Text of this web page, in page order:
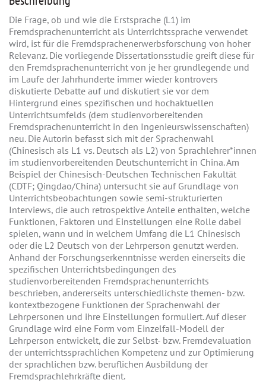
Die Frage, ob und wie die Erstsprache (L1) im
Fremdsprachenunterricht als Unterrichtssprache verwendet
wird, ist für die Fremdsprachenerwerbsforschung von hoher
Relevanz. Die vorliegende Dissertationsstudie greift diese für
den Fremdsprachenunterricht von je her grundlegende und
im Laufe der Jahrhunderte immer wieder kontrovers
diskutierte Debatte auf und diskutiert sie vor dem
Hintergrund eines spezifischen und hochaktuellen
Unterrichtsumfelds (dem studienvorbereitenden
Fremdsprachenunterricht in den Ingenieurswissenschaften)
neu. Die Autorin befasst sich mit der Sprachenwahl
(Chinesisch als L1 vs. Deutsch als L2) von Sprachlehrer*innen
im studienvorbereitenden Deutschunterricht in China. Am
Beispiel der Chinesisch-Deutschen Technischen Fakultät
(CDTF; Qingdao/China) untersucht sie auf Grundlage von
Unterrichtsbeobachtungen sowie semi-strukturierten
Interviews, die auch retrospektive Anteile enthalten, welche
Funktionen, Faktoren und Einstellungen eine Rolle dabei
spielen, wann und in welchem Umfang die L1 Chinesisch
oder die L2 Deutsch von der Lehrperson genutzt werden.
Anhand der Forschungserkenntnisse werden einerseits die
spezifischen Unterrichtsbedingungen des
studienvorbereitenden Fremdsprachenunterrichts
beschrieben, andererseits unterschiedlichste themen- bzw.
kontextbezogene Funktionen der Sprachenwahl der
Lehrpersonen und ihre Einstellungen formuliert. Auf dieser
Grundlage wird eine Form vom Einzelfall-Modell der
Lehrperson entwickelt, die zur Selbst- bzw. Fremdevaluation
der unterrichtssprachlichen Kompetenz und zur Optimierung
der sprachlichen bzw. beruflichen Ausbildung der
Fremdsprachlehrkräfte dient.